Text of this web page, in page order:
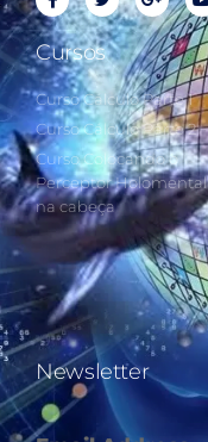
Cursos
Curso Cálculo Parte 1
Curso Cálculo Parte 2
Curso Colocando o
Perceptor Holomental
na cabeça
Newsletter